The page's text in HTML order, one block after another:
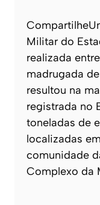
Militar do
realizada
madrugada
resultou na
registrada no
toneladas de
localizadas
comunidade
Complexo da